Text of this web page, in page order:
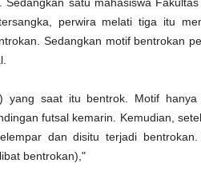
perwira melati tiga itu
Sedangkan motif bentrokan
yang saat itu bentrok. Motif
futsal kemarin. Kemudian,
dan disitu terjadi
bentrokan),"